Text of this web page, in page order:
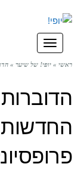
תפריט
ראשי » יופי! של שיער »
החדשות